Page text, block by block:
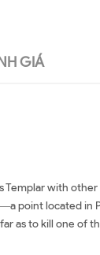
GIÁ
with
located in
as to kill one of